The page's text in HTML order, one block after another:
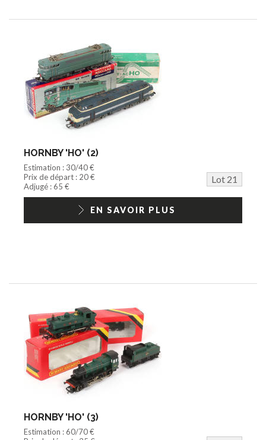
HORNBY 'HO' (2)
Estimation : 30/40 €
Prix de départ : 20 €
Lot 21
Adjugé : 65 €
EN SAVOIR PLUS
HORNBY 'HO' (3)
Estimation : 60/70 €